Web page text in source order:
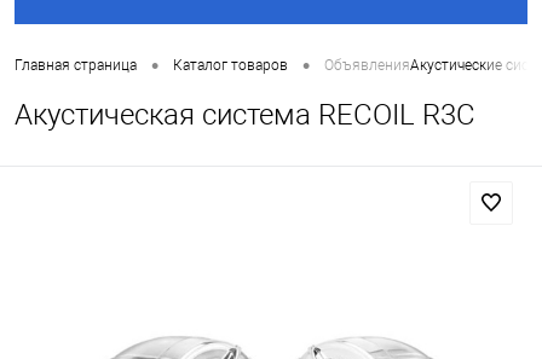
Главная страница • Каталог товаров • ОбъявленияАкустические
Акустическая система RECOIL R3C